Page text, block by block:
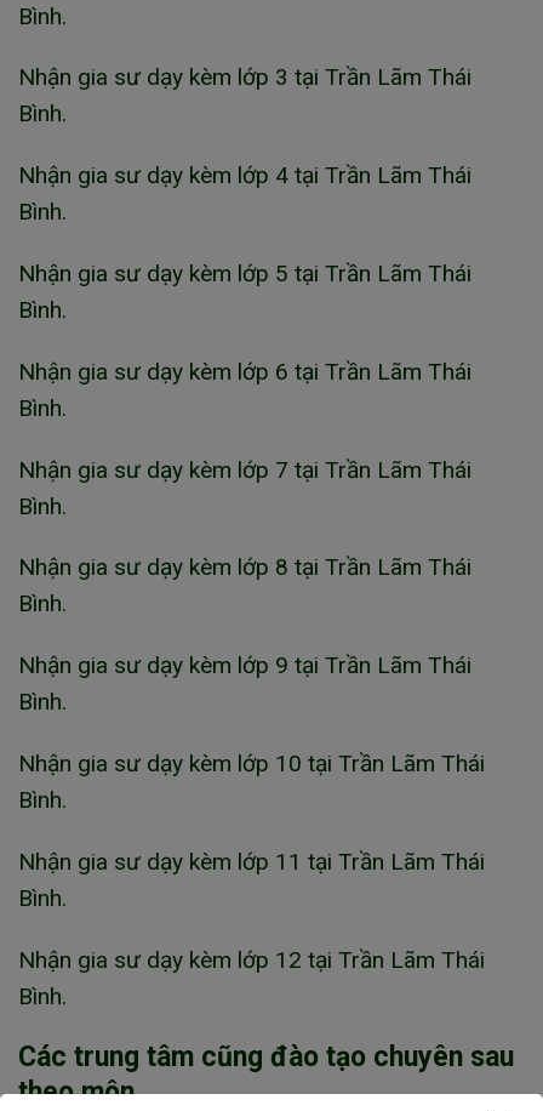
Bình.
Nhận gia sư dạy kèm lớp 3 tại Trần Lãm Thái
Bình.
Nhận gia sư dạy kèm lớp 4 tại Trần Lãm Thái
Bình.
Nhận gia sư dạy kèm lớp 5 tại Trần Lãm Thái
Bình.
Nhận gia sư dạy kèm lớp 6 tại Trần Lãm Thái
Bình.
Nhận gia sư dạy kèm lớp 7 tại Trần Lãm Thái
Bình.
Nhận gia sư dạy kèm lớp 8 tại Trần Lãm Thái
Bình.
Nhận gia sư dạy kèm lớp 9 tại Trần Lãm Thái
Bình.
Nhận gia sư dạy kèm lớp 10 tại Trần Lãm Thái
Bình.
Nhận gia sư dạy kèm lớp 11 tại Trần Lãm Thái
Bình.
Nhận gia sư dạy kèm lớp 12 tại Trần Lãm Thái
Bình.
Các trung tâm cũng đào tạo chuyên sau
theo môn